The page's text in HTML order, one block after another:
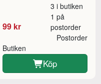
99 kr
3 i butiken
1 på
postorder
Butiken
Postorder
Köp